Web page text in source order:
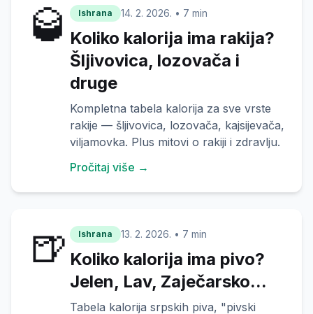
🥃 Ishrana 14. 2. 2026. • 7 min
Koliko kalorija ima rakija?
Šljivovica, lozovača i
druge
Kompletna tabela kalorija za sve vrste
rakije — šljivovica, lozovača, kajsijevača,
viljamovka. Plus mitovi o rakiji i zdravlju.
Pročitaj više →
🍺 Ishrana 13. 2. 2026. • 7 min
Koliko kalorija ima pivo?
Jelen, Lav, Zaječarsko...
Tabela kalorija srpskih piva, "pivski